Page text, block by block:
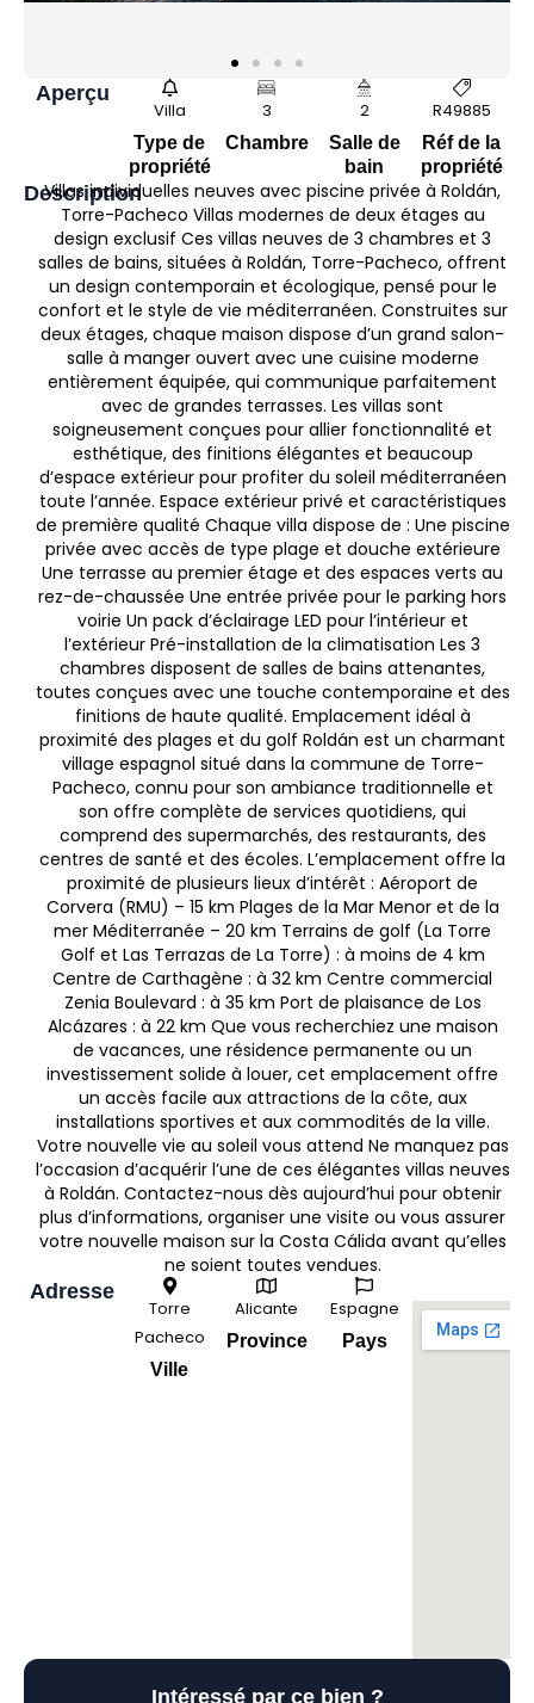
Aperçu
Villa
Type de
propriété
3
Chambre
2
Salle de
bain
R49885
Réf de la
propriété
Description
Villas individuelles neuves avec piscine privée à Roldán,
Torre-Pacheco Villas modernes de deux étages au
design exclusif Ces villas neuves de 3 chambres et 3
salles de bains, situées à Roldán, Torre-Pacheco, offrent
un design contemporain et écologique, pensé pour le
confort et le style de vie méditerranéen. Construites sur
deux étages, chaque maison dispose d’un grand salon-
salle à manger ouvert avec une cuisine moderne
entièrement équipée, qui communique parfaitement
avec de grandes terrasses. Les villas sont
soigneusement conçues pour allier fonctionnalité et
esthétique, des finitions élégantes et beaucoup
d’espace extérieur pour profiter du soleil méditerranéen
toute l’année. Espace extérieur privé et caractéristiques
de première qualité Chaque villa dispose de : Une piscine
privée avec accès de type plage et douche extérieure
Une terrasse au premier étage et des espaces verts au
rez-de-chaussée Une entrée privée pour le parking hors
voirie Un pack d’éclairage LED pour l’intérieur et
l’extérieur Pré-installation de la climatisation Les 3
chambres disposent de salles de bains attenantes,
toutes conçues avec une touche contemporaine et des
finitions de haute qualité. Emplacement idéal à
proximité des plages et du golf Roldán est un charmant
village espagnol situé dans la commune de Torre-
Pacheco, connu pour son ambiance traditionnelle et
son offre complète de services quotidiens, qui
comprend des supermarchés, des restaurants, des
centres de santé et des écoles. L’emplacement offre la
proximité de plusieurs lieux d’intérêt : Aéroport de
Corvera (RMU) – 15 km Plages de la Mar Menor et de la
mer Méditerranée – 20 km Terrains de golf (La Torre
Golf et Las Terrazas de La Torre) : à moins de 4 km
Centre de Carthagène : à 32 km Centre commercial
Zenia Boulevard : à 35 km Port de plaisance de Los
Alcázares : à 22 km Que vous recherchiez une maison
de vacances, une résidence permanente ou un
investissement solide à louer, cet emplacement offre
un accès facile aux attractions de la côte, aux
installations sportives et aux commodités de la ville.
Votre nouvelle vie au soleil vous attend Ne manquez pas
l’occasion d’acquérir l’une de ces élégantes villas neuves
à Roldán. Contactez-nous dès aujourd’hui pour obtenir
plus d’informations, organiser une visite ou vous assurer
votre nouvelle maison sur la Costa Cálida avant qu’elles
ne soient toutes vendues.
Adresse
Torre
Pacheco
Ville
Alicante
Province
Espagne
Pays
Intéressé par ce bien ?